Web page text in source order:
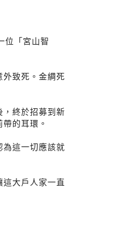
位「宮山智
致死。金綢死
終於招募到新
的耳環。
這一切應該就
大戶人家一直